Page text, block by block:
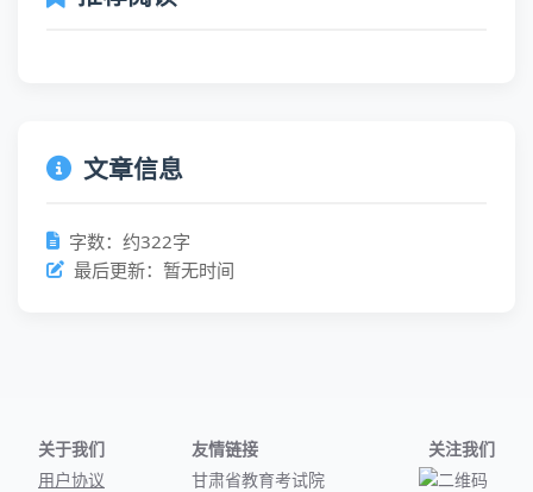
文章信息
字数：约322字
最后更新：暂无时间
关于我们
用户协议
友情链接
甘肃省教育考试院
关注我们